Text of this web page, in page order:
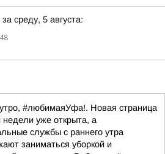
среду, 5 августа:
#любимаяУфа!. Новая страница
недели уже открыта, а
службы с раннего утра
заниматься уборкой и